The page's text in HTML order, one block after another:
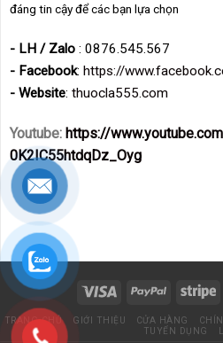
đáng tin cậy để các bạn lựa chọn
- LH / Zalo: 0876.545.567
- Facebook: https://
- Website: thuocla555.com
Youtube: https://
0K2IC55htdqDz_Oyg
TRANG CHỦ GIỚI THIỆU CỬA HÀNG
TUYỂN DỤNG